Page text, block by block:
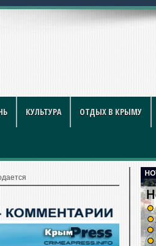
КУЛЬТУРА ОТДЫХ В КРЫМУ